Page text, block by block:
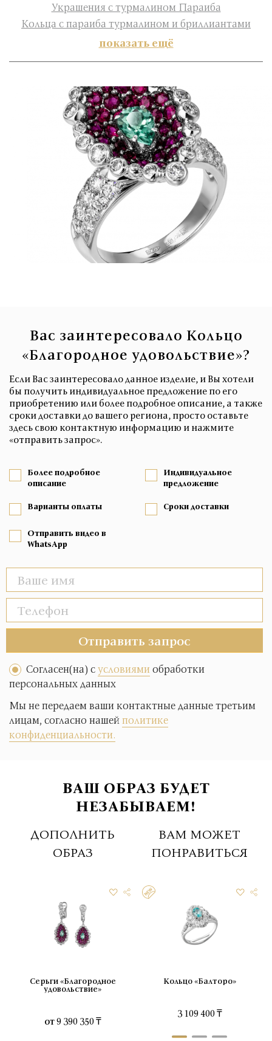
Украшения с турмалином Параиба
Кольца с параиба турмалином и бриллиантами
показать ещё
Вас заинтересовало Кольцо
«Благородное удовольствие»?
Если Вас заинтересовало данное изделие, и Вы хотели
бы получить индивидуальное предложение по его
приобретению или более подробное описание, а также
сроки доставки до вашего региона, просто оставьте
здесь свою контактную информацию и нажмите
«отправить запрос».
Более подробное
описание
Индивидуальное
предложение
Варианты оплаты Сроки доставки
Отправить видео в
WhatsApp
Отправить запрос
Согласен(на) сусловиямиобработки
персональных данных
Мы не передаем ваши контактные данные третьим
лицам, согласно нашейполитике
конфиденциальности.
ВАШ ОБРАЗ БУДЕТ
НЕЗАБЫВАЕМ!
ДОПОЛНИТЬ
ОБРАЗ
Серьги «Благородное
удовольствие»
от9 390 350 ₸
ВАМ МОЖЕТ
ПОНРАВИТЬСЯ
Кольцо «Балторо»
3 109 400 ₸